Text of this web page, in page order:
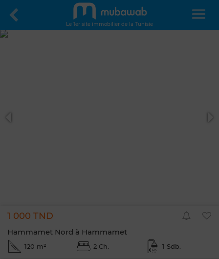
Le 1er site immobilier de la Tunisie
1 000 TND
Hammamet Nord à Hammamet
120 m² 2 Ch. 1 Sdb.